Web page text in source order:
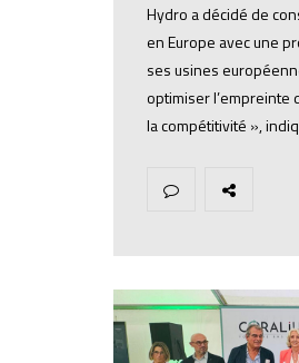
Hydro a décidé de
en Europe avec une
ses usines
optimiser l’empreinte
la compétitivité »,